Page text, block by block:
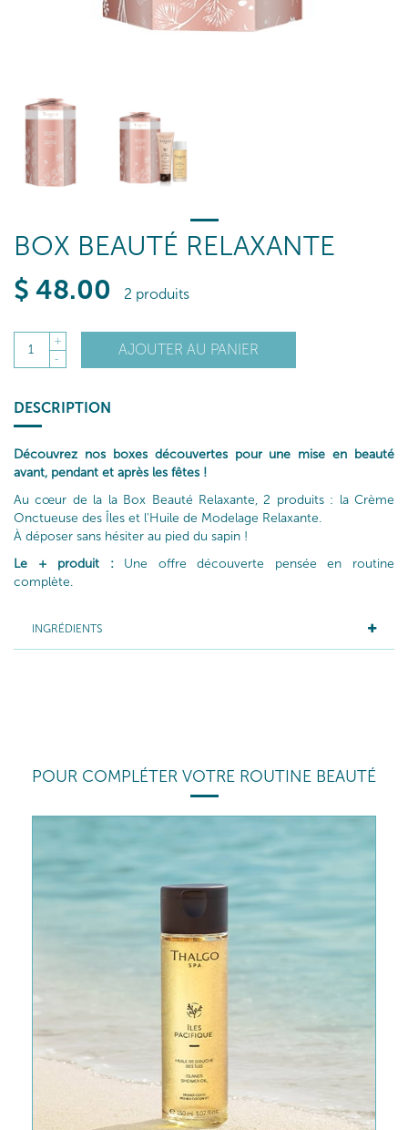
BOX BEAUTÉ RELAXANTE
$ 48.00 2 produits
1
+
-
AJOUTER AU PANIER
DESCRIPTION
Découvrez nos boxes découvertes pour une mise en beauté
avant, pendant et après les fêtes !
Au cœur de la la Box Beauté Relaxante, 2 produits : la Crème
Onctueuse des Îles et l'Huile de Modelage Relaxante.
À déposer sans hésiter au pied du sapin !
Le + produit :Une offre découverte pensée en routine
complète.
INGRÉDIENTS
POUR COMPLÉTER VOTRE ROUTINE BEAUTÉ